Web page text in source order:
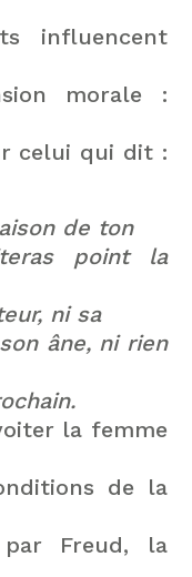
influencent
morale :
celui qui dit :
de ton
point la
ni sa
âne, ni rien
la femme
de la
par Freud, la